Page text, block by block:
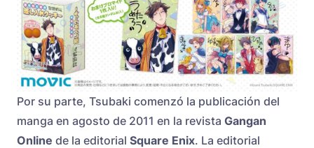
Por su parte, Tsubaki comenzó la publicación del
manga en agosto de 2011 en la revista Gangan
Online de la editorial Square Enix. La editorial